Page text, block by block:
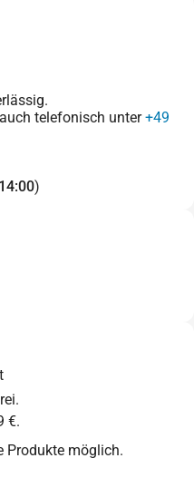
telefonisch unter+49
14:00)
€.
Produkte möglich.